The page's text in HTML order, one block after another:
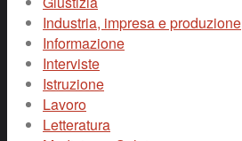
Industria, impresa e produzione
Informazione
Interviste
Istruzione
Lavoro
Letteratura